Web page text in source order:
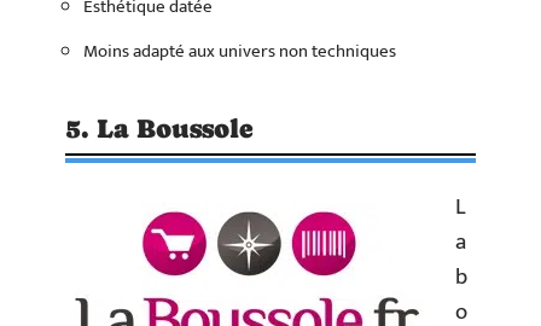
Esthétique datée
Moins adapté aux univers non techniques
5. La Boussole
L
a
b
o